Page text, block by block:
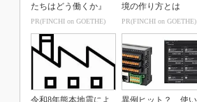
たちはどう働くか』
PR(FINCHI on GOETHE)
境の作り方とは
PR(FINCHI on GOETHE)